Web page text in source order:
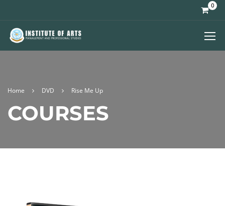
0
Home DVD Rise Me Up
COURSES